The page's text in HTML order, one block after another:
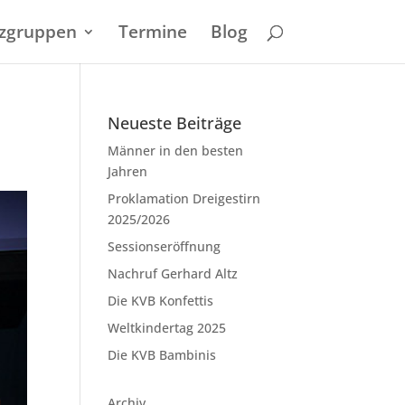
Termine Blog
Neueste Beiträge
Männer in den besten
Jahren
Proklamation Dreigestirn
2025/2026
Sessionseröffnung
Nachruf Gerhard Altz
Die KVB Konfettis
Weltkindertag 2025
Die KVB Bambinis